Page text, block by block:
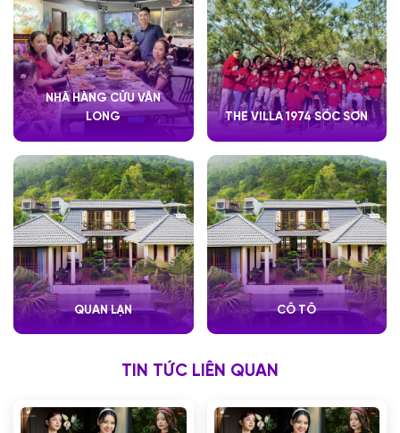
NHÀ HÀNG CỬU VÂN
LONG
THE VILLA 1974 SÓC SƠN
QUAN LẠN CÔ TÔ
TIN TỨC LIÊN QUAN